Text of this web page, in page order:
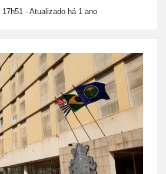
17h51 - Atualizado há 1 ano